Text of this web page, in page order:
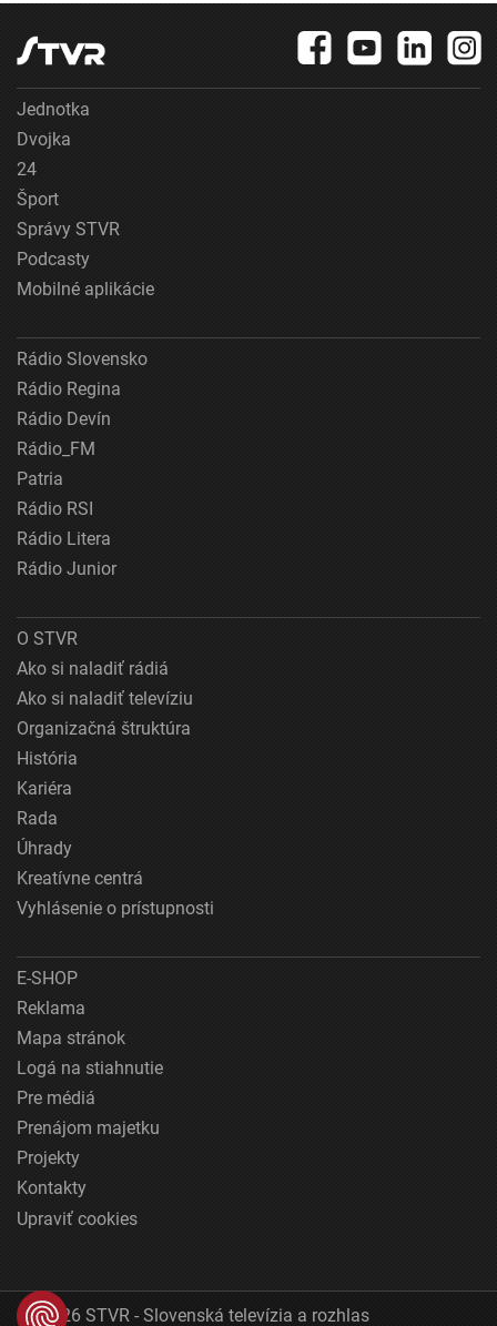
Jednotka
Dvojka
24
Šport
Správy STVR
Podcasty
Mobilné aplikácie
Rádio Slovensko
Rádio Regina
Rádio Devín
Rádio_FM
Patria
Rádio RSI
Rádio Litera
Rádio Junior
O STVR
Ako si naladiť rádiá
Ako si naladiť televíziu
Organizačná štruktúra
História
Kariéra
Rada
Úhrady
Kreatívne centrá
Vyhlásenie o prístupnosti
E-SHOP
Reklama
Mapa stránok
Logá na stiahnutie
Pre médiá
Prenájom majetku
Projekty
Kontakty
Upraviť cookies
© 2026 STVR - Slovenská televízia a rozhlas